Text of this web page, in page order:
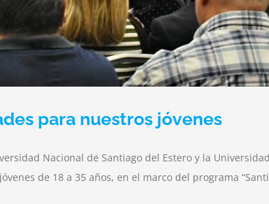
para nuestros jóvenes
Nacional de Santiago del Estero y la
de 18 a 35 años, en el marco del programa